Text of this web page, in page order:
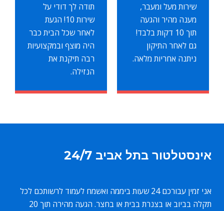
שירות מעל ומעבר,
מענה מהיר והגעה
תוך 10 דקות בלבד!
גם לאחר התיקון
ניתנה אחריות מלאה.
תודה לך דודי על
שירות 10! הגעת
לאחר שכל הבית כבר
היה מוצף ובמקצועיות
רבה תיקנת את
הנזילה.
אינסטלטור בתל אביב 24/7
אני זמין עבורכם 24 שעות ביממה ואשמח לעמוד לרשותכם לכל
תקלה בביוב או בצנרת בבית או בחצר. הגעה מהירה תוך 20